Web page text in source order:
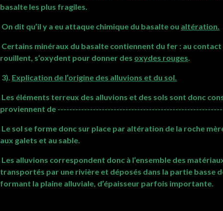
basalte les plus fragiles.
On dit qu’il y a eu attaque chimique du basalte ou altération.
Certains minéraux du basalte contiennent du fer : au contact
rouillent, s’oxydent pour donner des oxydes rouges.
3). Explication de l’origine des alluvions et du sol.
Les éléments terreux des alluvions et des sols sont donc
proviennent de
Le sol se forme donc sur place par altération de la roche
aux galets et au sable.
Les alluvions correspondent donc à l’ensemble des
transportés par une rivière et déposés dans la partie basse
formant la plaine alluviale, d’épaisseur parfois importante.